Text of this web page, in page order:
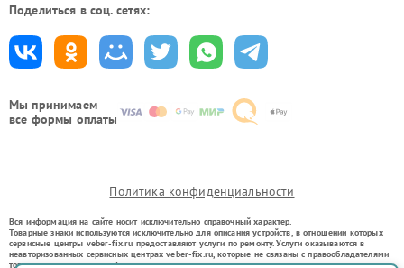
Мы принимаем
все формы оплаты
Поделиться в соц. сетях:
Политика конфиденциальности
Вся информация на сайте носит исключительно справочный характер.
Товарные знаки используются исключительно для описания устройств, в отношении которых
сервисные центры veber-fix.ru предоставляют услуги по ремонту. Услуги оказываются в
неавторизованных сервисных центрах veber-fix.ru, которые не связаны с правообладателями
товарных знаков или их официальными представителями.